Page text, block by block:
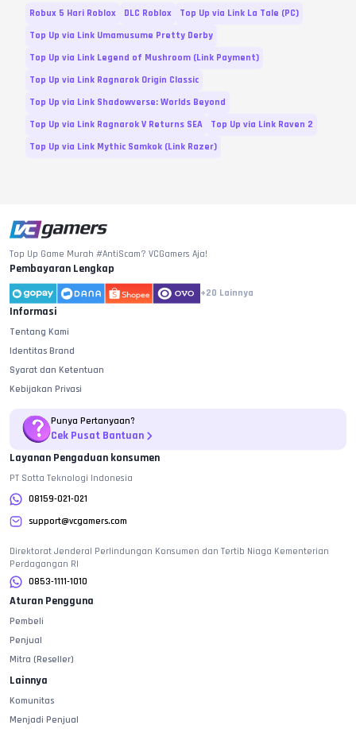
253 Gold Rp.37.400
748 Gold Rp.69.300
3450 Gold Rp.265.500
Battle Pass
Variasi dan Harga diperbarui pada
Robux 5 Hari Roblox DLC Roblox
Top Up via Link La Tale (PC)
Top Up via Link Umamusume Pretty Derby
Top Up via Link Legend of Mushroom (Link Payment)
Top Up via Link Ragnarok Origin Classic
Top Up via Link Shadowverse: Worlds Beyond
Top Up via Link Ragnarok V Returns SEA
Top Up via Link Raven 2
Top Up via Link Mythic Samkok (Link Razer)
Top Up Game Murah #AntiScam? VCGamers Aja!
Pembayaran Lengkap
+20 Lainnya
Informasi
Tentang Kami
Identitas Brand
Syarat dan Ketentuan
Kebijakan Privasi
Punya Pertanyaan?
Cek Pusat Bantuan
Layanan Pengaduan konsumen
PT Sotta Teknologi Indonesia
08159-021-021
support@vcgamers.com
Direktorat Jenderal Perlindungan Konsumen dan Tertib Niaga Kementerian
Perdagangan RI
0853-1111-1010
Aturan Pengguna
Pembeli
Penjual
Mitra (Reseller)
Lainnya
Komunitas
Menjadi Penjual